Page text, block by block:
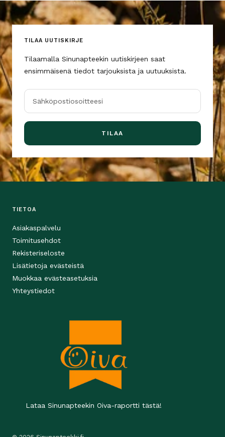
TILAA UUTISKIRJE
Tilaamalla Sinunapteekin uutiskirjeen saat
ensimmäisenä tiedot tarjouksista ja uutuuksista.
Sähköpostiosoitteesi
TILAA
TIETOA
Asiakaspalvelu
Toimitusehdot
Rekisteriseloste
Lisätietoja evästeistä
Muokkaa evästeasetuksia
Yhteystiedot
Lataa Sinunapteekin Oiva-raportti tästä!